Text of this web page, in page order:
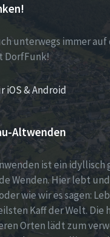
unterwegs immer auf
DorfFunk!
iOS & Android
Altwenden
ist ein idyllisch
Wenden. Hier lebt
wie wir es sagen:
Kaff der Welt. Die
Orten lädt zum